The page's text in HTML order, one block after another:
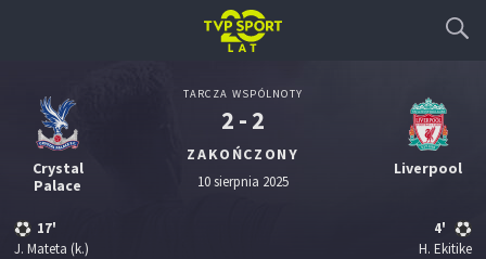
Crystal
Palace
17'
J. Mateta (k.)
TARCZA WSPÓLNOTY
2 - 2
ZAKOŃCZONY
10 sierpnia 2025
Liverpool
4'
H. Ekitike